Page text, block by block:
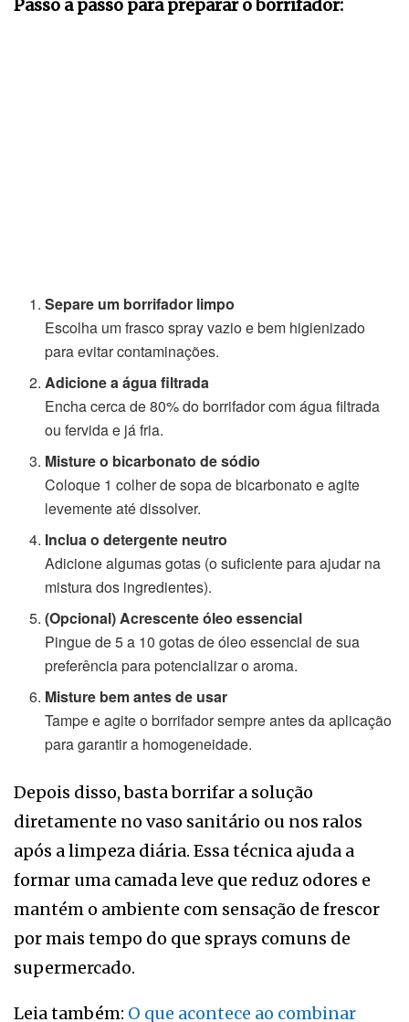
Passo a passo para preparar o borrifador:
Separe um borrifador limpo
Escolha um frasco spray vazio e bem higienizado
para evitar contaminações.
Adicione a água filtrada
Encha cerca de 80% do borrifador com água filtrada
ou fervida e já fria.
Misture o bicarbonato de sódio
Coloque 1 colher de sopa de bicarbonato e agite
levemente até dissolver.
Inclua o detergente neutro
Adicione algumas gotas (o suficiente para ajudar na
mistura dos ingredientes).
(Opcional) Acrescente óleo essencial
Pingue de 5 a 10 gotas de óleo essencial de sua
preferência para potencializar o aroma.
Misture bem antes de usar
Tampe e agite o borrifador sempre antes da aplicação
para garantir a homogeneidade.
Depois disso, basta borrifar a solução
diretamente no vaso sanitário ou nos ralos
após a limpeza diária. Essa técnica ajuda a
formar uma camada leve que reduz odores e
mantém o ambiente com sensação de frescor
por mais tempo do que sprays comuns de
supermercado.
Leia também: O que acontece ao combinar